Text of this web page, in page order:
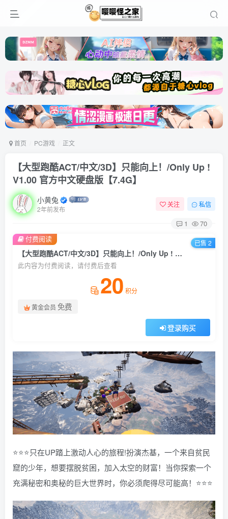
首页 PC游戏 正文
【大型跑酷ACT/中文/3D】只能向上！/Only Up !
V1.00 官方中文硬盘版【7.4G】
小黄兔
2年前发布
关注 私信
1 70
【大型跑酷ACT/中文/3D】只能向上！/Only Up ! V1.00 官方中文硬盘版【7.4G】
此内容为付费阅读，请付费后查看
20 积分
黄金会员 免费
登录购买
付费阅读 已售 2
⭐⭐⭐只在UP踏上激动人心的旅程!扮演杰基，一个来自贫民
窟的少年，想要摆脱贫困，加入太空的财富！当你探索一个
充满秘密和奥秘的巨大世界时，你必须爬得尽可能高！⭐⭐⭐